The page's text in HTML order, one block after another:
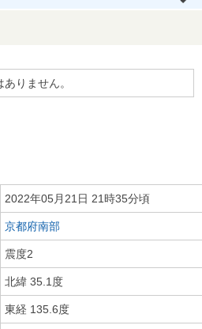
りません。
2022年05月21日 21時35分頃
京都府南部
震度2
北緯 35.1度
東経 135.6度